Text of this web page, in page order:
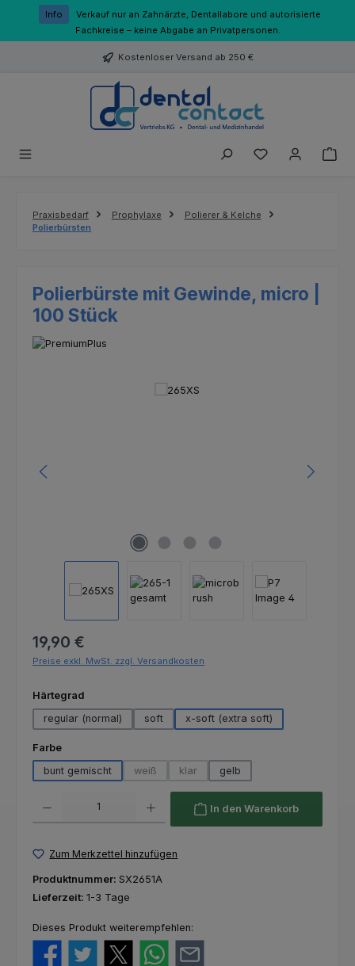
Zum Hauptinhalt springen
Info
Verkauf nur an Zahnärzte, Dentallabore und autorisierte
Fachkreise – keine Abgabe an Privatpersonen.
Kostenloser Versand ab 250 €
Du hast 0
Praxisbedarf Prophylaxe
Polierer & Kelche
Polierbürsten
Polierbürste mit Gewinde, micro |
100 Stück
Regulärer Preis:
19,90 €
Preise exkl. MwSt. zzgl. Versandkosten
Härtegrad
regular (normal)
soft x-soft (extra soft)
Farbeauswählen
bunt gemischt
weiß
(Diese Option ist zurzeit nicht verfügbar.)
klar
(Diese Option ist zurzeit nicht
gelb
In den Warenkorb
Zum Merkzettel hinzufügen
Produktnummer: SX2651A
Lieferzeit: 1-3 Tage
Dieses Produkt weiterempfehlen: